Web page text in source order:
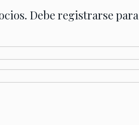
Debe registrarse para